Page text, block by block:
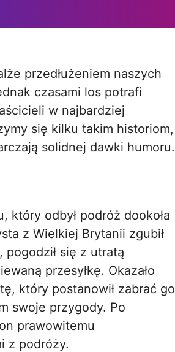
czasami los potrafi
w najbardziej
się kilku takim historiom,
solidnej dawki humoru.
który odbył podróż dookoła
z Wielkiej Brytanii zgubił
się z utratą
przesyłkę. Okazało
który postanowił zabrać go
swoje przygody. Po
prawowitemu
z podróży.